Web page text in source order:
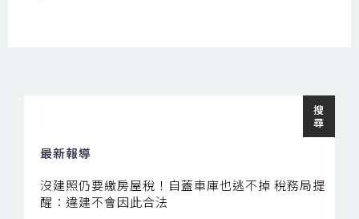
搜
尋
最新報導
沒建照仍要繳房屋稅！自蓋車庫也逃不掉 稅務局提
醒：違建不會因此合法